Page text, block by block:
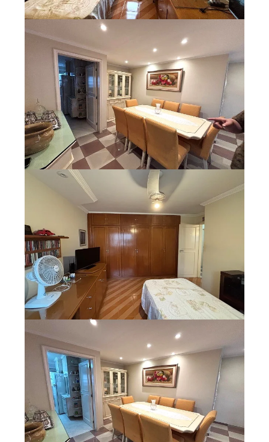
Contato
Espaço do Locatário
Siga a Plaka nas redes sociais:
Fale Conosco